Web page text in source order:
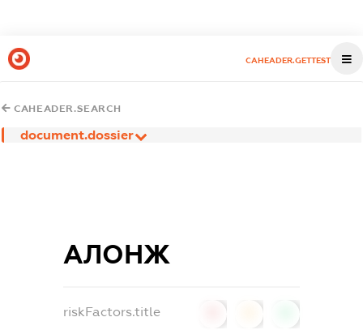
CAHEADER.GETTEST
CAHEADER.SEARCH
document.dossier
АЛОНЖ
riskFactors.title